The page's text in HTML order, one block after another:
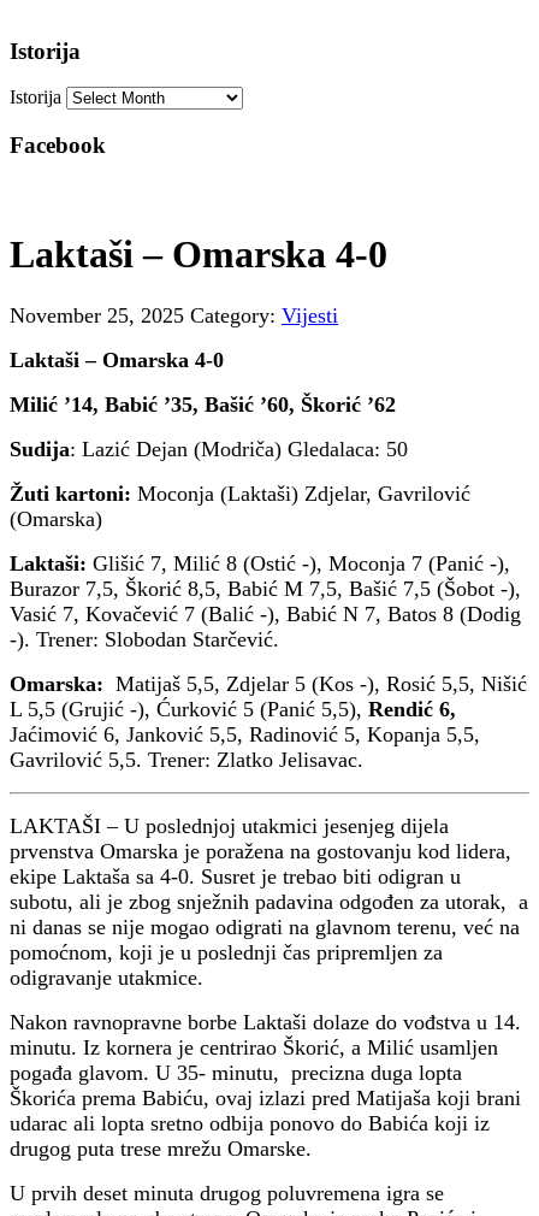
Istorija
Istorija
Facebook
Laktaši – Omarska 4-0
November 25, 2025 Category: Vijesti
Laktaši – Omarska 4-0
Milić ’14, Babić ’35, Bašić ’60, Škorić ’62
Sudija: Lazić Dejan (Modriča) Gledalaca: 50
Žuti kartoni: Moconja (Laktaši) Zdjelar, Gavrilović
(Omarska)
Laktaši: Glišić 7, Milić 8 (Ostić -), Moconja 7 (Panić -),
Burazor 7,5, Škorić 8,5, Babić M 7,5, Bašić 7,5 (Šobot -),
Vasić 7, Kovačević 7 (Balić -), Babić N 7, Batos 8 (Dodig
-). Trener: Slobodan Starčević.
Omarska: Matijaš 5,5, Zdjelar 5 (Kos -), Rosić 5,5, Nišić
L 5,5 (Grujić -), Ćurković 5 (Panić 5,5), Rendić 6,
Jaćimović 6, Janković 5,5, Radinović 5, Kopanja 5,5,
Gavrilović 5,5. Trener: Zlatko Jelisavac.
LAKTAŠI – U poslednjoj utakmici jesenjeg dijela
prvenstva Omarska je poražena na gostovanju kod lidera,
ekipe Laktaša sa 4-0. Susret je trebao biti odigran u
subotu, ali je zbog snježnih padavina odgođen za utorak, a
ni danas se nije mogao odigrati na glavnom terenu, već na
pomoćnom, koji je u poslednji čas pripremljen za
odigravanje utakmice.
Nakon ravnopravne borbe Laktaši dolaze do vođstva u 14.
minutu. Iz kornera je centrirao Škorić, a Milić usamljen
pogađa glavom. U 35- minutu, precizna duga lopta
Škorića prema Babiću, ovaj izlazi pred Matijaša koji brani
udarac ali lopta sretno odbija ponovo do Babića koji iz
drugog puta trese mrežu Omarske.
U prvih deset minuta drugog poluvremena igra se